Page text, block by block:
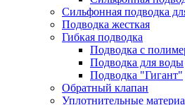
Cильфонная подводка
Подводка жесткая
Гибкая подводка
Подводка с
Подводка для воды
Подводка "Гигант"
Обратный клапан
Уплотнительные